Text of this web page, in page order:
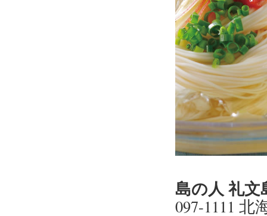
島の人 礼文
097-1111